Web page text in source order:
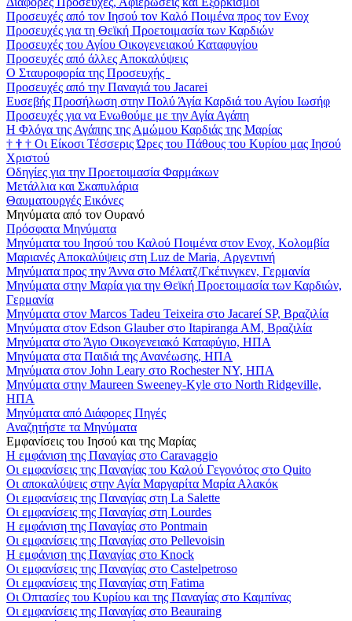
Προσευχές από τον Ιησού τον Καλό Ποιμένα προς τον Ενοχ
Προσευχές για τη Θεϊκή Προετοιμασία των Καρδιών
Προσευχές του Αγίου Οικογενειακού Καταφυγίου
Προσευχές από άλλες Αποκαλύψεις
Ο Σταυροφορία της Προσευχής
Προσευχές από την Παναγιά του Jacarei
Ευσεβής Προσήλωση στην Πολύ Άγία Καρδιά του Αγίου Ιωσήφ
Προσευχές για να Ενωθούμε με την Αγία Αγάπη
Η Φλόγα της Αγάπης της Αμώμου Καρδιάς της Μαρίας
† † † Οι Είκοσι Τέσσερις Ώρες του Πάθους του Κυρίου μας Ιησού
Χριστού
Οδηγίες για την Προετοιμασία Φαρμάκων
Μετάλλια και Σκαπυλάρια
Θαυματουργές Εικόνες
Μηνύματα από τον Ουρανό
Πρόσφατα Μηνύματα
Μηνύματα του Ιησού του Καλού Ποιμένα στον Ενοχ, Κολομβία
Μαριανές Αποκαλύψεις στη Luz de Maria, Αργεντινή
Μηνύματα προς την Άννα στο Μέλατζ/Γκέτινγκεν, Γερμανία
Μηνύματα στην Μαρία για την Θεϊκή Προετοιμασία των Καρδιών,
Γερμανία
Μηνύματα στον Marcos Tadeu Teixeira στο Jacareí SP, Βραζιλία
Μηνύματα στον Edson Glauber στο Itapiranga AM, Βραζιλία
Μηνύματα στο Άγιο Οικογενειακό Καταφύγιο, ΗΠΑ
Μηνύματα στα Παιδιά της Ανανέωσης, ΗΠΑ
Μηνύματα στον John Leary στο Rochester NY, ΗΠΑ
Μηνύματα στην Maureen Sweeney-Kyle στο North Ridgeville,
ΗΠΑ
Μηνύματα από Διάφορες Πηγές
Αναζητήστε τα Μηνύματα
Εμφανίσεις του Ιησού και της Μαρίας
Η εμφάνιση της Παναγίας στο Caravaggio
Οι εμφανίσεις της Παναγίας του Καλού Γεγονότος στο Quito
Οι αποκαλύψεις στην Αγία Μαργαρίτα Μαρία Αλακόκ
Οι εμφανίσεις της Παναγίας στη La Salette
Οι εμφανίσεις της Παναγίας στη Lourdes
Η εμφάνιση της Παναγίας στο Pontmain
Οι εμφανίσεις της Παναγίας στο Pellevoisin
Η εμφάνιση της Παναγίας στο Knock
Οι εμφανίσεις της Παναγίας στο Castelpetroso
Οι εμφανίσεις της Παναγίας στη Fatima
Οι Οπτασίες του Κυρίου και της Παναγίας στο Καμπίνας
Οι εμφανίσεις της Παναγίας στο Beauraing